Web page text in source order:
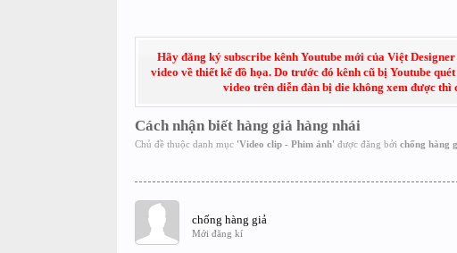
Hãy đăng ký subscribe kênh Youtube mới của Việt
video về thiết kế đồ họa. Do trước đó kênh cũ bị Youtube
video trên diễn đàn bị die không xem được thì
Cách nhận biết hàng giả hàng nhái
Chủ đề thuộc danh mục 'Video clip - Phim ảnh' được đăng bởi chống hàng
chống hàng giả
Mới đăng kí